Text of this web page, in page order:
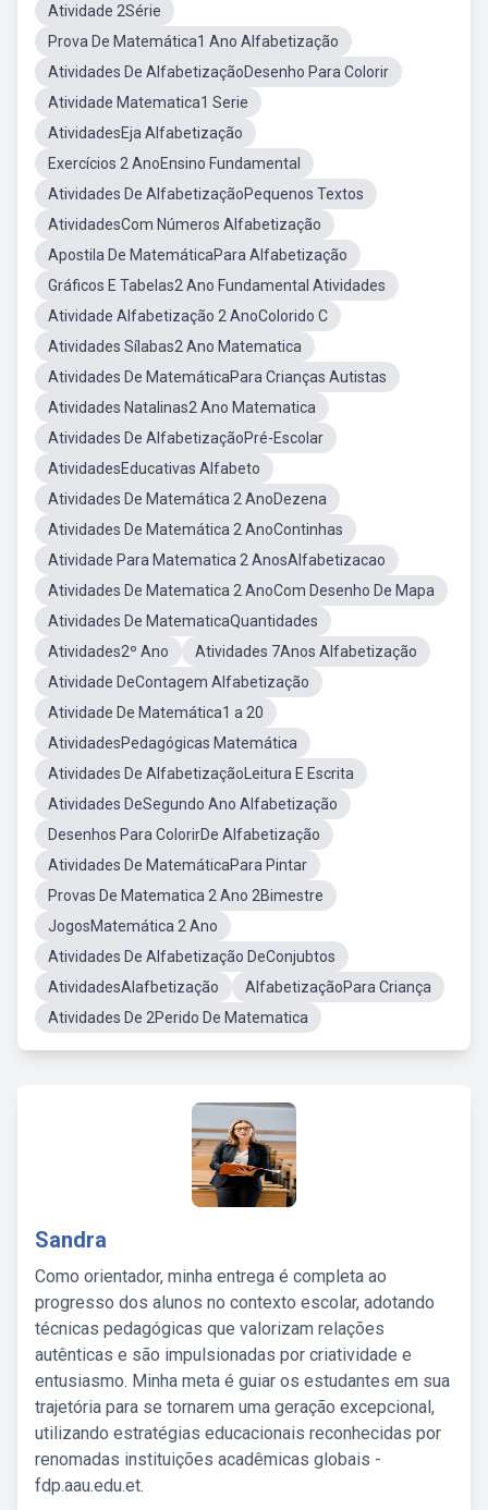
Atividade 2Série
Prova De Matemática1 Ano Alfabetização
Atividades De AlfabetizaçãoDesenho Para Colorir
Atividade Matematica1 Serie
AtividadesEja Alfabetização
Exercícios 2 AnoEnsino Fundamental
Atividades De AlfabetizaçãoPequenos Textos
AtividadesCom Números Alfabetização
Apostila De MatemáticaPara Alfabetização
Gráficos E Tabelas2 Ano Fundamental Atividades
Atividade Alfabetização 2 AnoColorido C
Atividades Sílabas2 Ano Matematica
Atividades De MatemáticaPara Crianças Autistas
Atividades Natalinas2 Ano Matematica
Atividades De AlfabetizaçãoPré-Escolar
AtividadesEducativas Alfabeto
Atividades De Matemática 2 AnoDezena
Atividades De Matemática 2 AnoContinhas
Atividade Para Matematica 2 AnosAlfabetizacao
Atividades De Matematica 2 AnoCom Desenho De Mapa
Atividades De MatematicaQuantidades
Atividades2º Ano
Atividades 7Anos Alfabetização
Atividade DeContagem Alfabetização
Atividade De Matemática1 a 20
AtividadesPedagógicas Matemática
Atividades De AlfabetizaçãoLeitura E Escrita
Atividades DeSegundo Ano Alfabetização
Desenhos Para ColorirDe Alfabetização
Atividades De MatemáticaPara Pintar
Provas De Matematica 2 Ano 2Bimestre
JogosMatemática 2 Ano
Atividades De Alfabetização DeConjubtos
AtividadesAlafbetização
AlfabetizaçãoPara Criança
Atividades De 2Perido De Matematica
Sandra
Como orientador, minha entrega é completa ao
progresso dos alunos no contexto escolar, adotando
técnicas pedagógicas que valorizam relações
autênticas e são impulsionadas por criatividade e
entusiasmo. Minha meta é guiar os estudantes em sua
trajetória para se tornarem uma geração excepcional,
utilizando estratégias educacionais reconhecidas por
renomadas instituições acadêmicas globais -
fdp.aau.edu.et.